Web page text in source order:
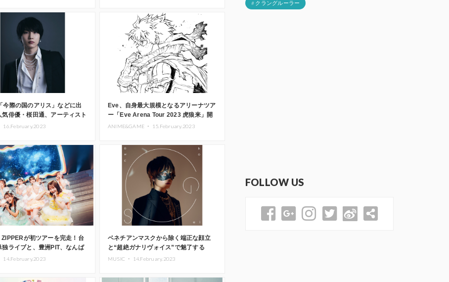
今際の国のアリス」などに出
気俳優・桜田通、アーティスト
界デビュー決定
16.February.2023
Eve、自身最大規模となるアリーナツア
ー「Eve Arena Tour 2023 ⻁狼来」開
催！TVアニメ「ヒロアカ」OPテーマ曲
ANIME&GAME ・ 15.February.2023
ZIPPERが初ツアーを完走！台
独ライブと、豊洲PIT、なんば
1周年ライブを発表！
14.February.2023
ベネチアンマスクから除く端正な顔立
と“超絶ガナリヴォイス”で魅了する
「超学生」、メジャー1stアルバム
MUSIC ・ 14.February.2023
# クラングルーラー
FOLLOW US